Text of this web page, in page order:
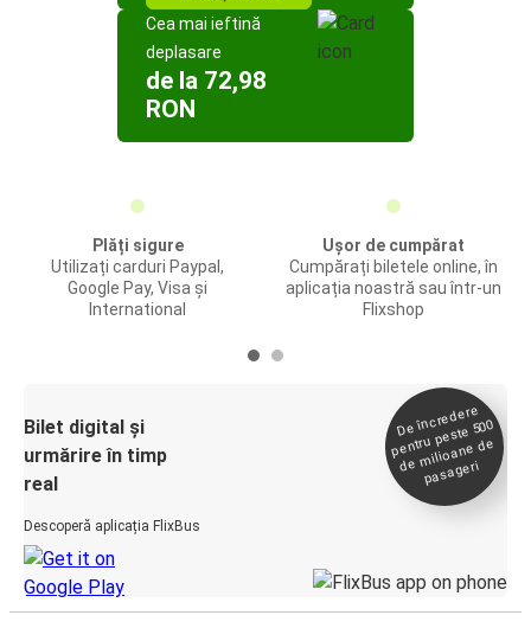
Cea mai ieftină
deplasare
de la 72,98
RON
Plăți sigure
Utilizați carduri Paypal,
Google Pay, Visa și
International
Ușor de cumpărat
Cumpărați biletele online, în
aplicația noastră sau într-un
Flixshop
Bilet digital și
urmărire în timp
real
Descoperă aplicația FlixBus
De încredere
pentru peste 500
de
milioane de
pasageri